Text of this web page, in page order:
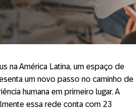
na América Latina, um espaço de
um novo passo no caminho de
humana em primeiro lugar. A
essa rede conta com 23